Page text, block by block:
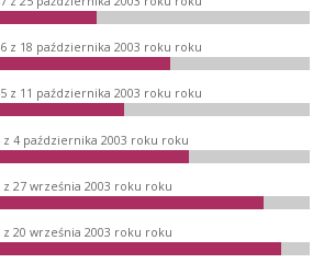
z 18 października 2003 roku roku
z 11 października 2003 roku roku
4 października 2003 roku roku
27 września 2003 roku roku
20 września 2003 roku roku